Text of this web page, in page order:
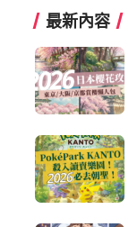
最新內容